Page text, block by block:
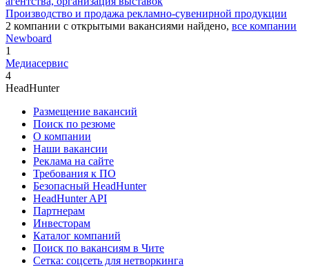
Производство и продажа рекламно-сувенирной продукции
2 компании с открытыми вакансиями найдено, все компании
Newboard
1
Медиасервис
4
HeadHunter
Размещение вакансий
Поиск по резюме
О компании
Наши вакансии
Реклама на сайте
Требования к ПО
Безопасный HeadHunter
HeadHunter API
Партнерам
Инвесторам
Каталог компаний
Поиск по вакансиям в Чите
Сетка: соцсеть для нетворкинга